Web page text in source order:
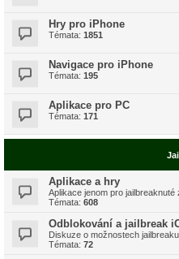
Hry pro iPhone
Témata: 1851
Navigace pro iPhone
Témata: 195
Aplikace pro PC
Témata: 171
Aplikace a hry
Aplikace jenom pro jailbreaknuté
Témata: 608
Odblokování a jailbreak
Diskuze o možnostech
Témata: 72